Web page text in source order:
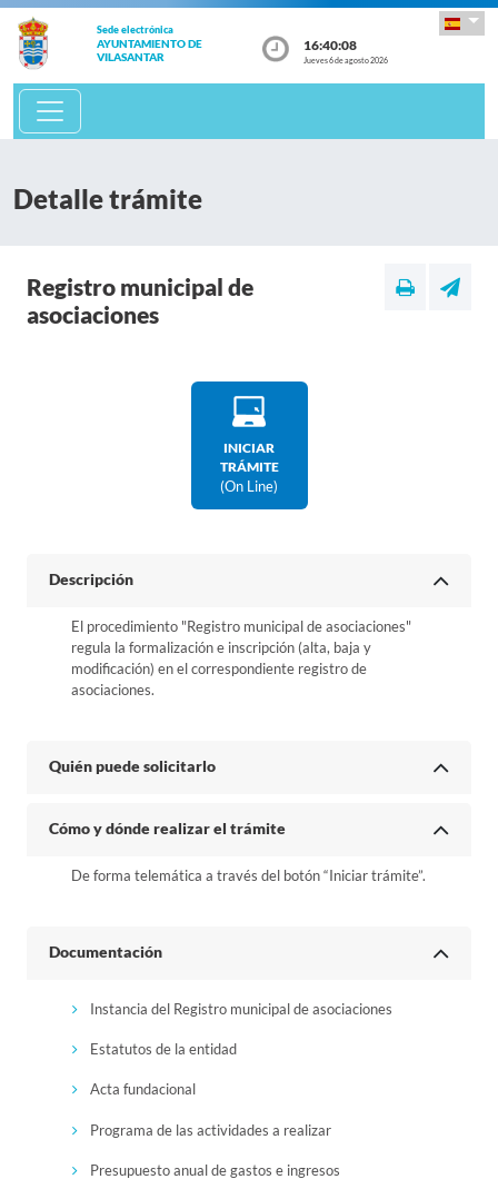
Sede electrónica
AYUNTAMIENTO DE
VILASANTAR
16:40:08
Jueves 6 de agosto 2026
Detalle trámite
Registro municipal de
asociaciones
INICIAR
TRÁMITE
(on Line)
Descripción
El procedimiento "Registro municipal de asociaciones"
regula la formalización e inscripción (alta, baja y
modificación) en el correspondiente registro de
asociaciones.
Quién puede solicitarlo
Cómo y dónde realizar el trámite
De forma telemática a través del botón “Iniciar trámite”.
Documentación
Instancia del Registro municipal de asociaciones
Estatutos de la entidad
Acta fundacional
Programa de las actividades a realizar
Presupuesto anual de gastos e ingresos